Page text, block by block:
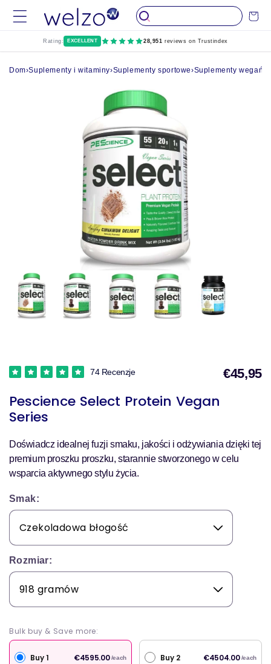
Przejdź do
treści
Wózek
Rating: EXCELLENT 28,951 reviews on Trustindex
Dom›Suplementy i witaminy›Suplementy sportowe›Suplementy
Pescience Select Protein Vegan
Series
74 Recenzje €45,95
Doświadcz idealnej fuzji smaku, jakości i odżywiania dzięki tej
premium proszku proszku, starannie stworzonego w celu
wsparcia aktywnego stylu życia.
Smak:
Rozmiar:
Bulk buy & Save more:
Buy 1 €4595.00 /each Buy 2 €4504.00 /each